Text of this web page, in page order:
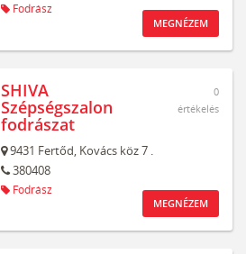
Fodrász
MEGNÉZEM
SHIVA
Szépségszalon
fodrászat
9431 Fertőd, Kovács köz 7 .
380408
Fodrász
0
értékelés
MEGNÉZEM